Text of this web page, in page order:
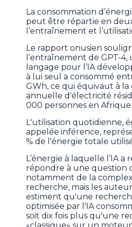
La consommation
peut être répartie en
l’entraînement et
Le rapport onusien
l’entraînement de GPT-
langage pour l’IA
à lui seul a consommé
GWh, ce qui équivaut à
annuelle d'électricité
000 personnes en
L'utilisation quotidienne,
appelée inférence,
% de l'énergie totale
L’énergie à laquelle l’IA a
répondre à une question
notamment de la
recherche, mais les
estiment qu'une
optimisée par l'IA
soit dix fois plus qu'une
«classique» sur un